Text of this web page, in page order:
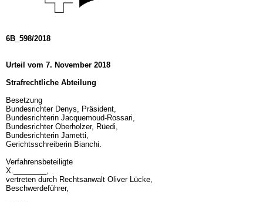
6B_598/2018
Urteil vom 7. November 2018
Strafrechtliche Abteilung
Besetzung
Bundesrichter Denys, Präsident,
Bundesrichterin Jacquemoud-Rossari,
Bundesrichter Oberholzer, Rüedi,
Bundesrichterin Jametti,
Gerichtsschreiberin Bianchi.
Verfahrensbeteiligte
X.________,
vertreten durch Rechtsanwalt Oliver Lücke,
Beschwerdeführer,